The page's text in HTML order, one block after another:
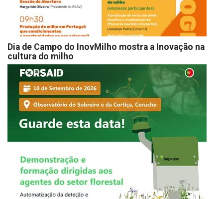
Dia de Campo do InovMilho mostra a Inovação na
cultura do milho